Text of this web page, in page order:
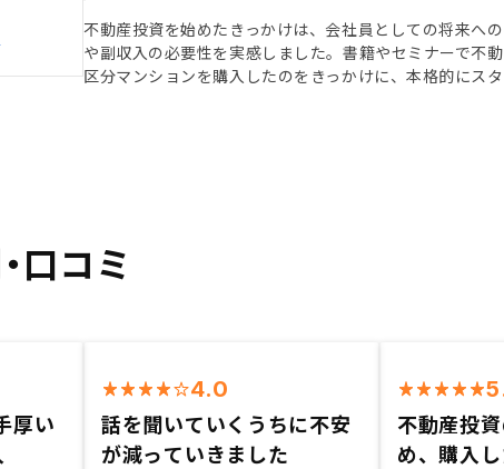
不動産投資を始めたきっかけは、会社員としての将来へ
や副収入の必要性を実感しました。書籍やセミナーで不
区分マンションを購入したのをきっかけに、本格的にスタ
口コミ
厚い
4.0
話を聞いていくうちに不安
が減っていきました
不動産投
め、購入